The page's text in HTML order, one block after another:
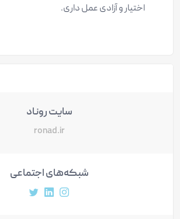
اختیار و آزادی عمل داری.
سایت روناد
ronad.ir
شبکه‌های اجتماعی
آدرس پروفایل
آدرسآدرس